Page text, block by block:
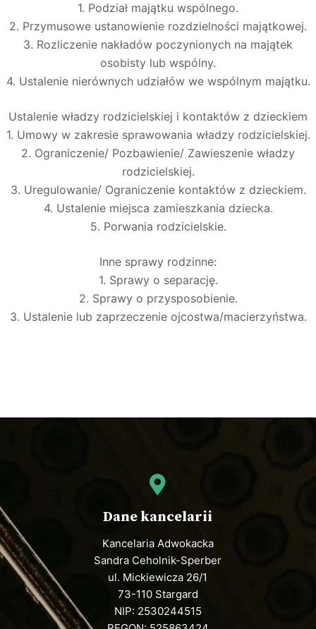
1. Podział majątku wspólnego.
2. Przymusowe ustanowienie rozdzielności majątkowej.
3. Rozliczenie nakładów poczynionych na majątek
osobisty lub wspólny.
4. Ustalenie nierównych udziałów we wspólnym majątku.
Ustalenie władzy rodzicielskiej i kontaktów z dzieckiem
1. Umowy w zakresie sprawowania władzy rodzicielskiej.
2. Ograniczenie/ Pozbawienie/ Zawieszenie władzy
rodzicielskiej.
3. Uregulowanie/ Ograniczenie kontaktów z dzieckiem.
4. Ustalenie miejsca zamieszkania dziecka.
5. Porwania rodzicielskie.
Inne sprawy rodzinne:
1. Sprawy o separację.
2. Sprawy o przysposobienie.
3. Ustalenie lub zaprzeczenie ojcostwa/macierzyństwa.
Dane kancelarii
Kancelaria Adwokacka
Sandra Ceholnik-Sperber
ul. Mickiewicza 26/1
73-110 Stargard
NIP: 2530244515